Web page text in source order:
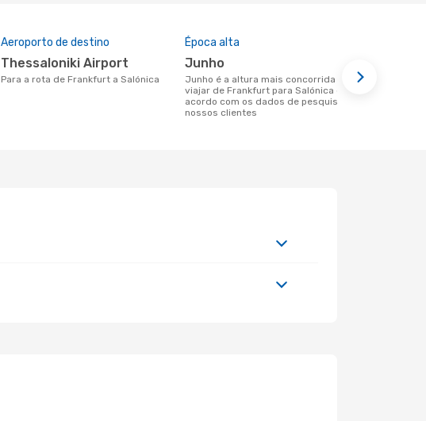
Aeroporto de destino
Thessaloniki Airport
Para a rota de Frankfurt a Salónica
Época alta
junho
junho é a altura mais concorrida para
viajar de Frankfurt para Salónica de
acordo com os dados de pesquisa dos
nossos clientes